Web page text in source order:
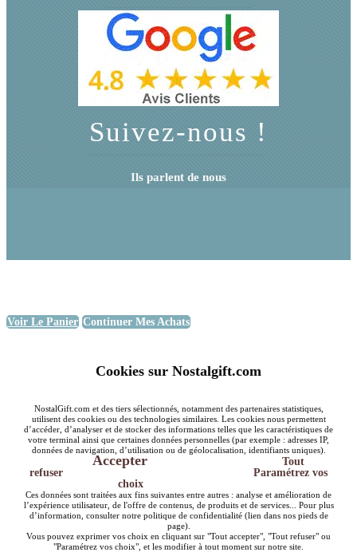
Suivez-nous !
Ils parlent de nous
Voir Le Panier Continuer Mes Achats
Cookies sur Nostalgift.com
NostalGift.com et des tiers sélectionnés, notamment des partenaires statistiques,
utilisent des cookies ou des technologies similaires. Les cookies nous permettent
d’accéder, d’analyser et de stocker des informations telles que les caractéristiques de
votre terminal ainsi que certaines données personnelles (par exemple : adresses IP,
données de navigation, d’utilisation ou de géolocalisation, identifiants uniques).
Accepter
Tout
refuser
Paramétrez vos
choix
Ces données sont traitées aux fins suivantes entre autres : analyse et amélioration de
l’expérience utilisateur, de l'offre de contenus, de produits et de services... Pour plus
d’information, consulter notre politique de confidentialité (lien dans nos pieds de
page).
Vous pouvez exprimer vos choix en cliquant sur "Tout accepter", "Tout refuser" ou
"Paramétrez vos choix", et les modifier à tout moment sur notre site.